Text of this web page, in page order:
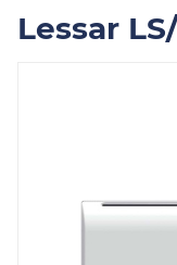
Lessar